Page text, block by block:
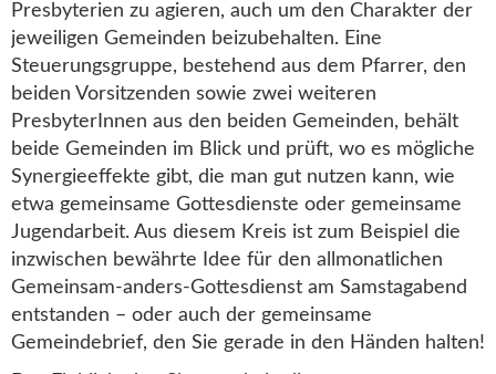
Presbyterien zu agieren, auch um den Charakter der
jeweiligen Gemeinden beizubehalten. Eine
Steuerungsgruppe, bestehend aus dem Pfarrer, den
beiden Vorsitzenden sowie zwei weiteren
PresbyterInnen aus den beiden Gemeinden, behält
beide Gemeinden im Blick und prüft, wo es mögliche
Synergieeffekte gibt, die man gut nutzen kann, wie
etwa gemeinsame Gottesdienste oder gemeinsame
Jugendarbeit. Aus diesem Kreis ist zum Beispiel die
inzwischen bewährte Idee für den allmonatlichen
Gemeinsam-anders-Gottesdienst am Samstagabend
entstanden – oder auch der gemeinsame
Gemeindebrief, den Sie gerade in den Händen halten!